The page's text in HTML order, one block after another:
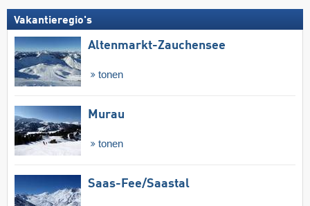
Vakantieregio's
Altenmarkt-Zauchensee
tonen
Murau
tonen
Saas-Fee/​Saastal